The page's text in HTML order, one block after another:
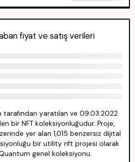
fiyat ve satış verileri
yaratılan ve 09.03.2022
bir NFT koleksiyonluğudur. Proje,
yer alan 1,015 benzersiz dijital
bir utility nft projesi olarak
genel koleksiyonu.